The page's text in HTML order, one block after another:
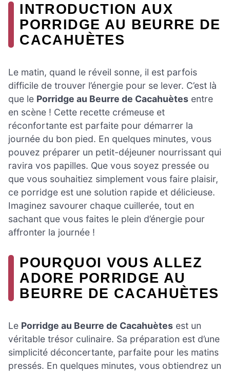
INTRODUCTION AUX
PORRIDGE AU BEURRE DE
CACAHUÈTES
Le matin, quand le réveil sonne, il est parfois
difficile de trouver l’énergie pour se lever. C’est là
que le Porridge au Beurre de Cacahuètes entre
en scène ! Cette recette crémeuse et
réconfortante est parfaite pour démarrer la
journée du bon pied. En quelques minutes, vous
pouvez préparer un petit-déjeuner nourrissant qui
ravira vos papilles. Que vous soyez pressée ou
que vous souhaitiez simplement vous faire plaisir,
ce porridge est une solution rapide et délicieuse.
Imaginez savourer chaque cuillerée, tout en
sachant que vous faites le plein d’énergie pour
affronter la journée !
POURQUOI VOUS ALLEZ
ADORE PORRIDGE AU
BEURRE DE CACAHUÈTES
Le Porridge au Beurre de Cacahuètes est un
véritable trésor culinaire. Sa préparation est d’une
simplicité déconcertante, parfaite pour les matins
pressés. En quelques minutes, vous obtiendrez un